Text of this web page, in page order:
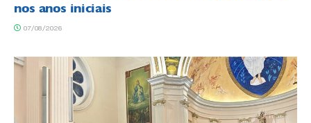
nos anos iniciais
07/08/2026